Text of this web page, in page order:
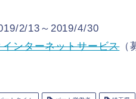
2/13～2019/4/30
ンターネットサービス（